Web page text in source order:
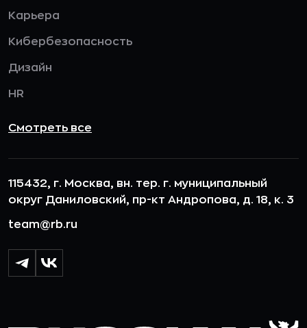
Карьера
Кибербезопасность
Дизайн
HR
Смотреть все
115432, г. Москва, вн. тер. г. муниципальный
округ Даниловский, пр-кт Андропова, д. 18, к. 3
team@rb.ru